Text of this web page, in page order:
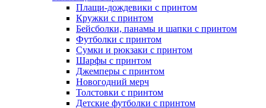
Плащи-дождевики с принтом
Кружки с принтом
Бейсболки, панамы и шапки с принтом
Футболки с принтом
Сумки и рюкзаки с принтом
Шарфы с принтом
Джемперы с принтом
Новогодний мерч
Толстовки с принтом
Детские футболки с принтом